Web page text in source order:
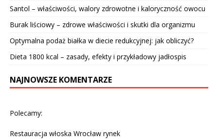
Santol – właściwości, walory zdrowotne i kaloryczność owocu
Burak liściowy – zdrowe właściwości i skutki dla organizmu
Optymalna podaż białka w diecie redukcyjnej: jak obliczyć?
Dieta 1800 kcal – zasady, efekty i przykładowy jadłospis
NAJNOWSZE KOMENTARZE
Polecamy:
Restauracja włoska Wrocław rynek